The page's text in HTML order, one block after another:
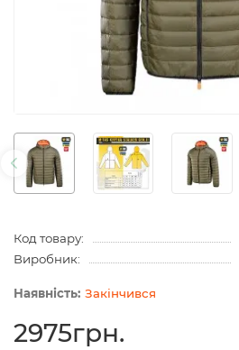
Код товару:
Виробник:
Закінчився
2975грн.